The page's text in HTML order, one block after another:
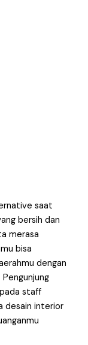
saat
bersih dan
merasa
bisa
dengan
staff
desain interior